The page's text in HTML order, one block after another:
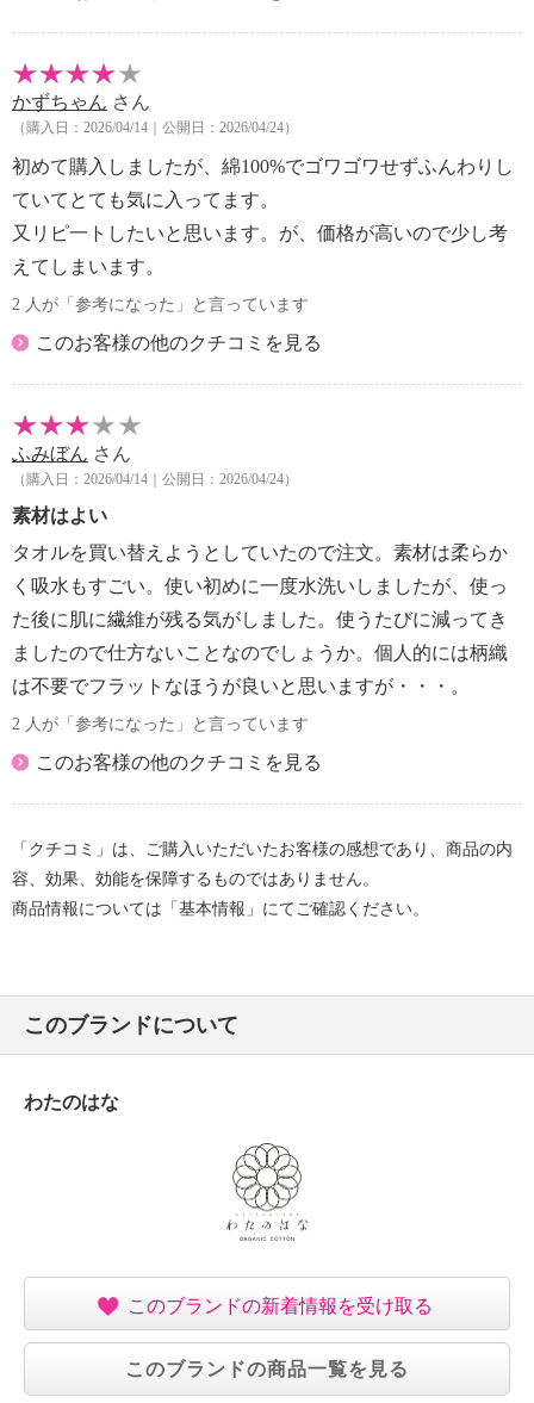
かずちゃん さん
（購入日：2026/04/14｜公開日：2026/04/24）
初めて購入しましたが、綿100%でゴワゴワせずふんわりし
ていてとても気に入ってます。
又リピ一トしたいと思います。が、価格が高いので少し考
えてしまいます。
2 人が「参考になった」と言っています
このお客様の他のクチコミを見る
ふみぼん さん
（購入日：2026/04/14｜公開日：2026/04/24）
素材はよい
タオルを買い替えようとしていたので注文。素材は柔らか
く吸水もすごい。使い初めに一度水洗いしましたが、使っ
た後に肌に繊維が残る気がしました。使うたびに減ってき
ましたので仕方ないことなのでしょうか。個人的には柄織
は不要でフラットなほうが良いと思いますが・・・。
2 人が「参考になった」と言っています
このお客様の他のクチコミを見る
「クチコミ」は、ご購入いただいたお客様の感想であり、商品の内
容、効果、効能を保障するものではありません。
商品情報については「基本情報」にてご確認ください。
このブランドについて
わたのはな
このブランドの新着情報を受け取る
このブランドの商品一覧を見る